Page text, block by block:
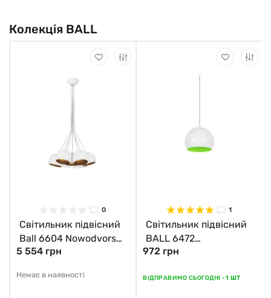
Колекція BALL
0
Світильник підвісний
Ball 6604 Nowodvorski
білий
5 554 грн
Немає в наявності
1
Світильник підвісний
BALL 6472
Nowodvorski білий
972 грн
ВІДПРАВИМО СЬОГОДНІ -1 ШТ